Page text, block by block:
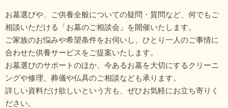
お墓選びや、ご供養全般についての疑問・質問など、何でもご
相談いただける「お墓のご相談会」を開催いたします。
ご家族のお悩みや希望条件をお伺いし、ひとり一人のご事情に
合わせた供養サービスをご提案いたします。
お墓選びのサポートのほか、今あるお墓を大切にするクリーニ
ングや修理、葬儀や仏具のご相談なども承ります。
詳しい資料だけ欲しいという方も、ぜひお気軽にお立ち寄りく
ださい。